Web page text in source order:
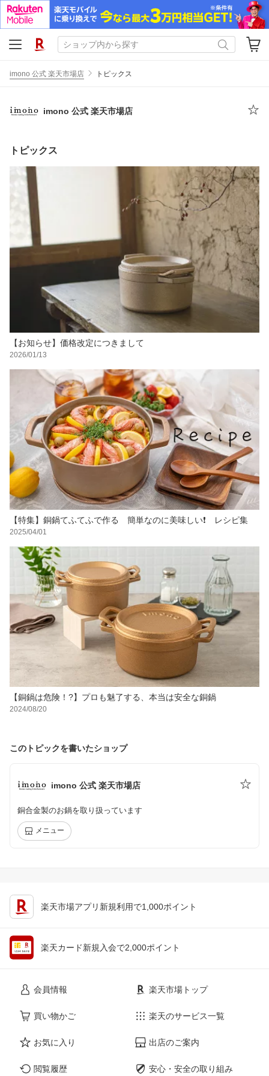
imono 公式 楽天市場店 トピックス
imono 公式 楽天市場店
トピックス
【お知らせ】価格改定につきまして
2026/01/13
【特集】銅鍋てふてふで作る 簡単なのに美味しい❗️ レシピ集
2025/04/01
【銅鍋は危険！?】プロも魅了する、本当は安全な銅鍋
2024/08/20
このトピックを書いたショップ
imono 公式 楽天市場店
銅合金製のお鍋を取り扱っています
メニュー
楽天市場アプリ新規利用で1,000ポイント
楽天カード新規入会で2,000ポイント
会員情報
買い物かご
お気に入り
閲覧履歴
楽天市場トップ
楽天のサービス一覧
出店のご案内
安心・安全の取り組み